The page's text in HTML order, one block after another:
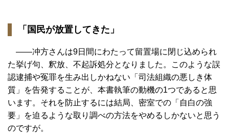
「国民が放置してきた」
――冲方さんは9日間にわたって留置場に閉じ込められ
た挙げ句、釈放、不起訴処分となりました。このような誤
認逮捕や冤罪を生み出しかねない「司法組織の悪しき体
質」を告発することが、本書執筆の動機の1つであると思
います。それを防止するには結局、密室での「自白の強
要」を迫るような取り調べの方法をやめるしかないと思う
のですが。